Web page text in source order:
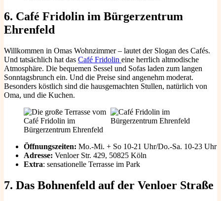
6. Café Fridolin im Bürgerzentrum
Ehrenfeld
Willkommen in Omas Wohnzimmer – lautet der Slogan des Cafés.
Und tatsächlich hat das Café Fridolin eine herrlich altmodische
Atmosphäre. Die bequemen Sessel und Sofas laden zum langen
Sonntagsbrunch ein. Und die Preise sind angenehm moderat.
Besonders köstlich sind die hausgemachten Stullen, natürlich von
Oma, und die Kuchen.
Öffnungszeiten: Mo.-Mi. + So 10-21 Uhr/Do.-Sa. 10-23 Uhr
Adresse: Venloer Str. 429, 50825 Köln
Extra: sensationelle Terrasse im Park
7. Das Bohnenfeld auf der Venloer Straße